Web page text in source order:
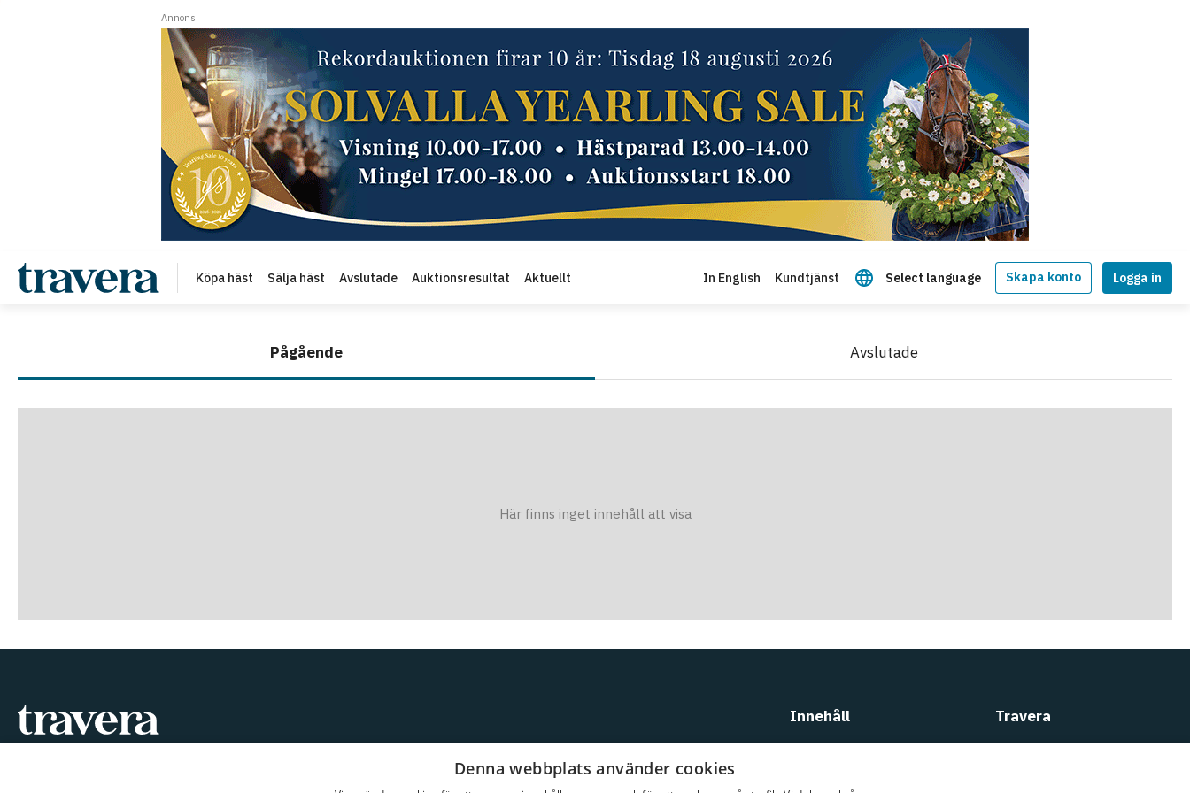
Annons
Köpa häst Sälja häst Avslutade Auktionsresultat Aktuellt In English Kundtjänst Select language Skapa konto Logga in
Pågående Avslutade
Här finns inget innehåll att visa
Innehåll
Köpa häst
Travera
Kundtjänst
Denna webbplats använder cookies